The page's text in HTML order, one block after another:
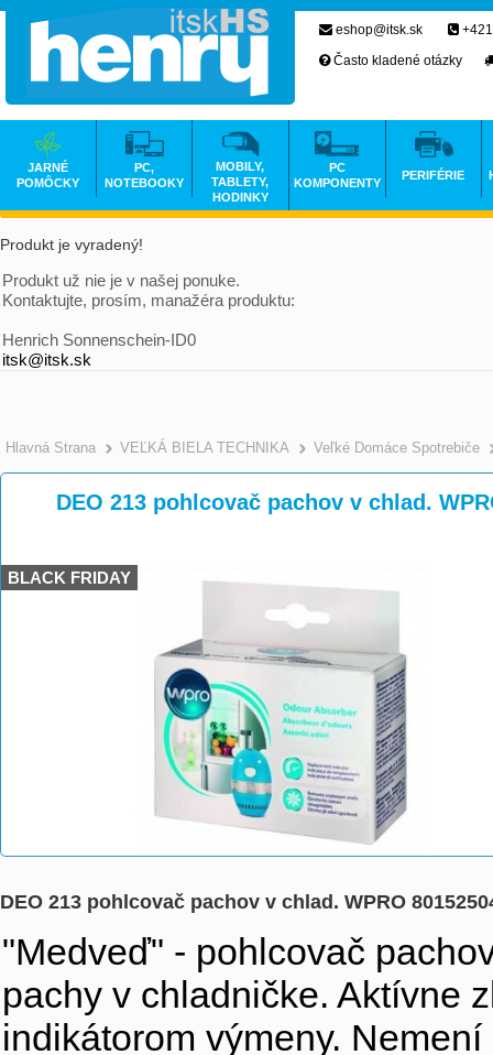
Produkt je vyradený!
Produkt už nie je v našej ponuke.
Kontaktujte, prosím, manažéra produktu:
Henrich Sonnenschein-ID0
itsk@itsk.sk
Hlavná Strana >
VEĽKÁ BIELA TECHNIKA >
Veľké Domáce Spotrebiče
DEO 213 pohlcovač pachov v chlad.
BLACK FRIDAY
DEO 213 pohlcovač pachov v chlad. WPRO
"Medveď" - pohlcovač
pachy v chladničke. Aktívne
indikátorom výmeny.
eshop@itsk.sk
Často kladené otázky
JARNÉ
POMÔCKY
PC,
NOTEBOOKY
MOBILY,
TABLETY,
HODINKY
PC
KOMPONENTY
PERIFÉRIE